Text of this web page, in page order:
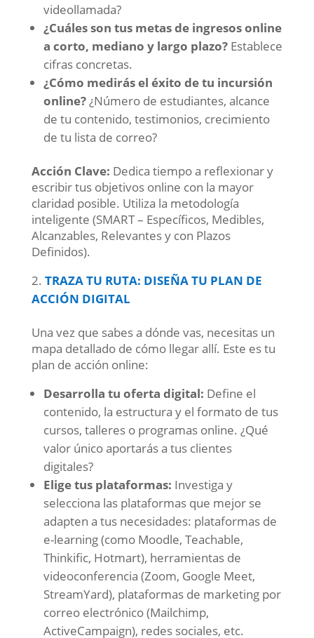
videollamada?
¿Cuáles son tus metas de ingresos online
a corto, mediano y largo plazo?Establece
cifras concretas.
¿Cómo medirás el éxito de tu incursión
online?¿Número de estudiantes, alcance
de tu contenido, testimonios, crecimiento
de tu lista de correo?
Acción Clave: Dedica tiempo a reflexionar y
escribir tus objetivos online con la mayor
claridad posible. Utiliza la metodología
inteligente (SMART – Específicos, Medibles,
Alcanzables, Relevantes y con Plazos
Definidos).
TRAZA TU RUTA: DISEÑA TU PLAN DE
ACCIÓN DIGITAL
Una vez que sabes a dónde vas, necesitas un
mapa detallado de cómo llegar allí. Este es tu
plan de acción online:
Desarrolla tu oferta digital: Define el
contenido, la estructura y el formato de tus
cursos, talleres o programas online. ¿Qué
valor único aportarás a tus clientes
digitales?
Elige tus plataformas: Investiga y
selecciona las plataformas que mejor se
adapten a tus necesidades: plataformas de
e-learning (como Moodle, Teachable,
Thinkific, Hotmart), herramientas de
videoconferencia (Zoom, Google Meet,
StreamYard), plataformas de marketing por
correo electrónico (Mailchimp,
ActiveCampaign), redes sociales, etc.